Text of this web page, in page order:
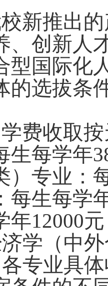
新推出的
、创新人
型国际化
的选拔条
学费收取
每学年
）专业：
每生每学
年12000
学（中
专业具